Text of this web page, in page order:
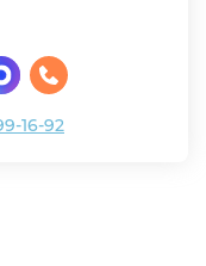
16-92